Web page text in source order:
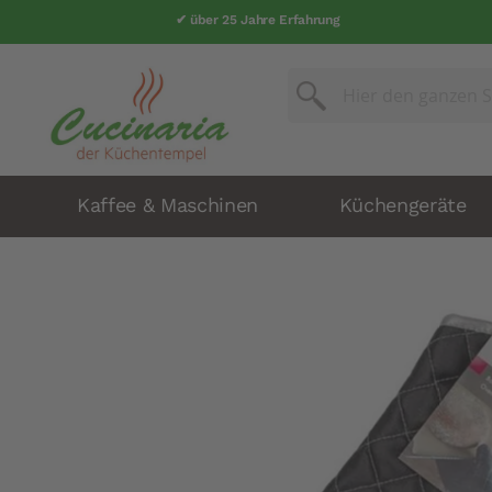
✔ über 25 Jahre Erfahrung
Suche
Kaffee & Maschinen Küchengeräte